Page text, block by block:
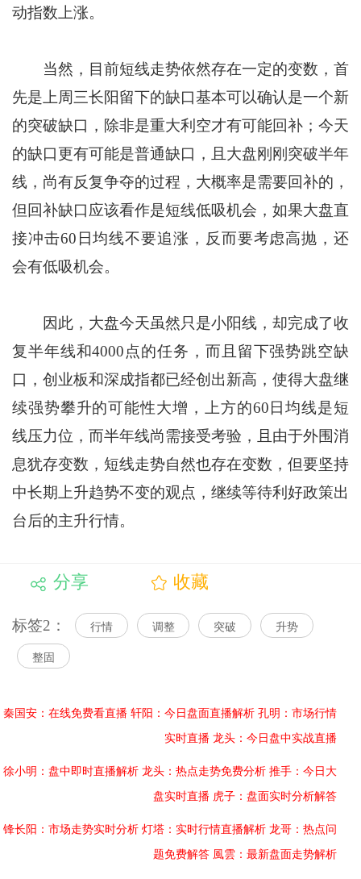
动指数上涨。
当然，目前短线走势依然存在一定的变数，首
先是上周三长阳留下的缺口基本可以确认是一个新
的突破缺口，除非是重大利空才有可能回补；今天
的缺口更有可能是普通缺口，且大盘刚刚突破半年
线，尚有反复争夺的过程，大概率是需要回补的，
但回补缺口应该看作是短线低吸机会，如果大盘直
接冲击60日均线不要追涨，反而要考虑高抛，还
会有低吸机会。
因此，大盘今天虽然只是小阳线，却完成了收
复半年线和4000点的任务，而且留下强势跳空缺
口，创业板和深成指都已经创出新高，使得大盘继
续强势攀升的可能性大增，上方的60日均线是短
线压力位，而半年线尚需接受考验，且由于外围消
息犹存变数，短线走势自然也存在变数，但要坚持
中长期上升趋势不变的观点，继续等待利好政策出
台后的主升行情。
分享 收藏
标签2： 行情 调整 突破 升势
整固
秦国安：在线免费看直播 轩阳：今日盘面直播解析 孔明：市场行情
实时直播 龙头：今日盘中实战直播
徐小明：盘中即时直播解析 龙头：热点走势免费分析 推手：今日大
盘实时直播 虎子：盘面实时分析解答
锋长阳：市场走势实时分析 灯塔：实时行情直播解析 龙哥：热点问
题免费解答 風雲：最新盘面走势解析